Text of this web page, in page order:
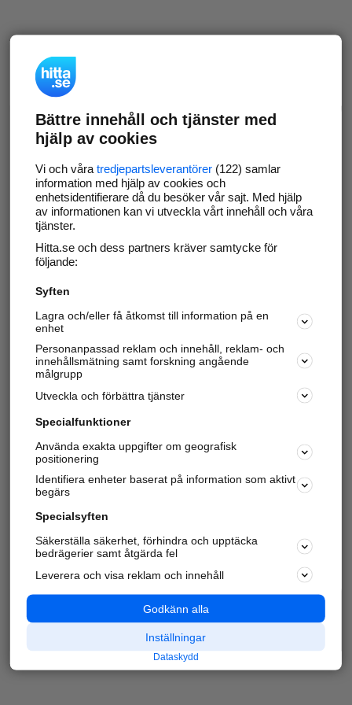
Bättre innehåll och tjänster med
hjälp av cookies
Vi och våra tredjepartsleverantörer(122) samlar
information med hjälp av cookies och
enhetsidentifierare då du besöker vår sajt. Med hjälp
av informationen kan vi utveckla vårt innehåll och våra
tjänster.
Hitta.se och dess partners kräver samtycke för
följande:
Syften
Lagra och/eller få åtkomst till information på en
enhet
Personanpassad reklam och innehåll, reklam- och
innehållsmätning samt forskning angående
målgrupp
Utveckla och förbättra tjänster
Specialfunktioner
Använda exakta uppgifter om geografisk
positionering
Identifiera enheter baserat på information som aktivt
begärs
Specialsyften
Säkerställa säkerhet, förhindra och upptäcka
bedrägerier samt åtgärda fel
Leverera och visa reklam och innehåll
Godkänn alla
Inställningar
Dataskydd